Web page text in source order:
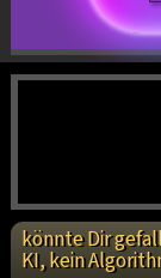
könnte Dir
KI, kein